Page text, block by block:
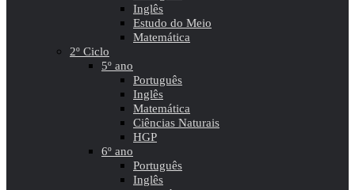
Inglês
Estudo do Meio
Matemática
2º Ciclo
5º ano
Português
Inglês
Matemática
Ciências Naturais
HGP
6º ano
Português
Inglês